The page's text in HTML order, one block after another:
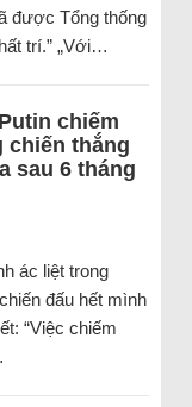
được Tổng thống
trí.” „Với…
chiếm
chiến thắng
sau 6 tháng
ác liệt trong
đấu hết mình
“Việc chiếm